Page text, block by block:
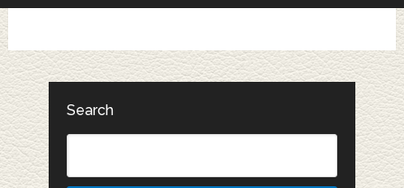
Search